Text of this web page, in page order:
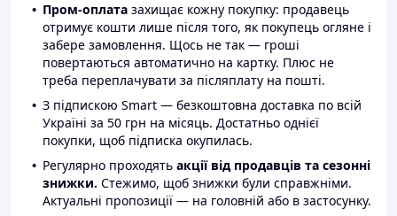
Пром-оплата захищає кожну покупку: продавець
отримує кошти лише після того, як покупець огляне і
забере замовлення. Щось не так — гроші
повертаються автоматично на картку. Плюс не
треба переплачувати за післяплату на пошті.
З підпискою Smart — безкоштовна доставка по всій
Україні за 50 грн на місяць. Достатньо однієї
покупки, щоб підписка окупилась.
Регулярно проходять акції від продавців та сезонні
знижки. Стежимо, щоб знижки були справжніми.
Актуальні пропозиції — на головній або в застосунку.